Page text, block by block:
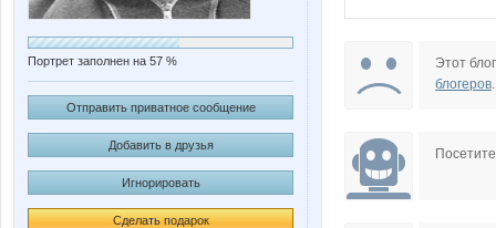
Портрет заполнен на 57 %
Отправить приватное сообщение
Добавить в друзья
Игнорировать
Сделать подарок
Этот
блогеров.